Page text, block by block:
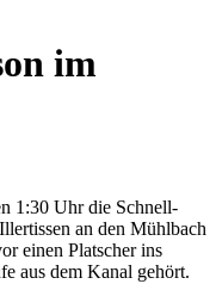
im
1:30 Uhr die Schnell-
an den Mühlbach
einen Platscher ins
aus dem Kanal gehört.